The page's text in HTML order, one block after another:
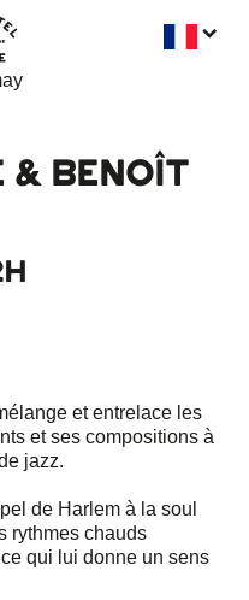
& BENOÎT
et entrelace les
et ses compositions à
jazz.
de Harlem à la soul
rythmes chauds
qui lui donne un sens